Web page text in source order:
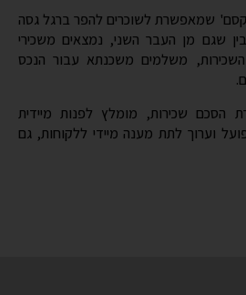
הסכם שכירות, מומלץ לפנות מיידית
וערוך לתת מענה מיידי ללקוחות, גם